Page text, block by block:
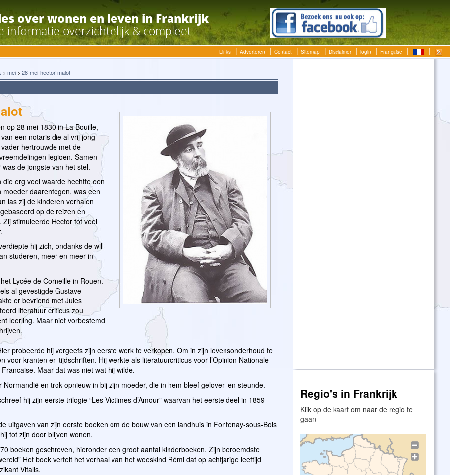
over wonen en leven in Frankrijk
informatie overzichtelijk & compleet
Links Adverteren Contact Sitemap Disclaimer login Française
> mei > 28-mei-hector-malot
op 28 mei 1830 in La Bouille,
een notaris die al vrij jong
hertrouwde met de
legioen. Samen
de jongste van het stel.
erg veel waarde hechtte een
daarentegen, was een
las zij de kinderen verhalen
op de reizen en
stimuleerde Hector tot veel
hij zich, ondanks de wil
studeren, meer en meer in
Lycée de Corneille in Rouen.
al gevestigde Gustave
er bevriend met Jules
literatuur criticus zou
leerling. Maar niet vorbestemd
probeerde hij vergeefs zijn eerste werk te verkopen. Om in zijn levensonderhoud te
voor kranten en tijdschriften. Hij werkte als literatuurcriticus voor l’Opinion Nationale
Maar dat was niet wat hij wilde.
en trok opnieuw in bij zijn moeder, die in hem bleef geloven en steunde.
hij zijn eerste trilogie “Les Victimes d’Amour” waarvan het eerste deel in 1859
uitgaven van zijn eerste boeken om de bouw van een landhuis in Fontenay-sous-Bois
tot zijn door blijven wonen.
boeken geschreven, hieronder een groot aantal kinderboeken. Zijn beroemdste
Het boek vertelt het verhaal van het weeskind Rémi dat op achtjarige leeftijd
Vitalis.
Regio's in Frankrijk
Klik op de kaart om naar de regio te
gaan